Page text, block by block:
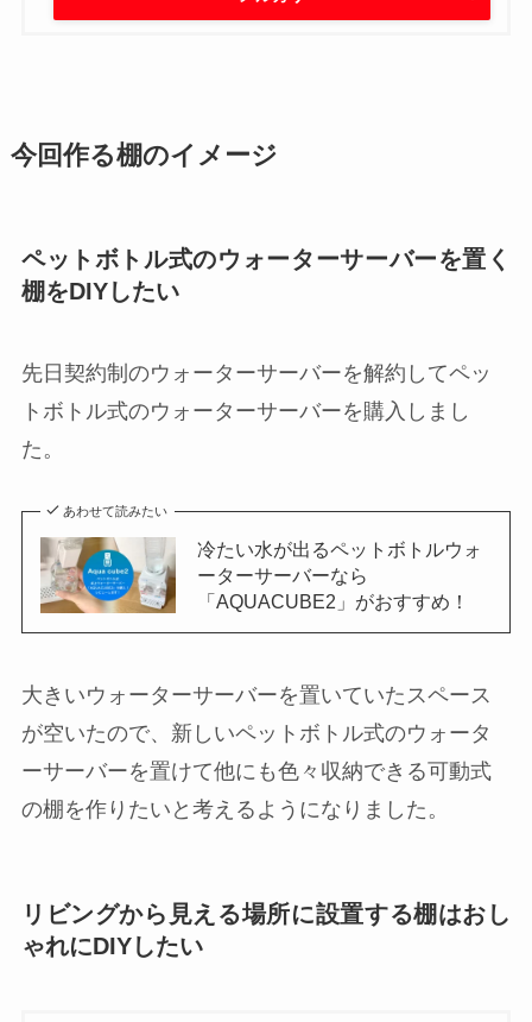
今回作る棚のイメージ
ペットボトル式のウォーターサーバーを置く
棚をDIYしたい
先日契約制のウォーターサーバーを解約してペッ
トボトル式のウォーターサーバーを購入しまし
た。
あわせて読みたい
冷たい水が出るペットボトルウォ
ーターサーバーなら
「AQUACUBE2」がおすすめ！
大きいウォーターサーバーを置いていたスペース
が空いたので、新しいペットボトル式のウォータ
ーサーバーを置けて他にも色々収納できる可動式
の棚を作りたいと考えるようになりました。
リビングから見える場所に設置する棚はおし
ゃれにDIYしたい